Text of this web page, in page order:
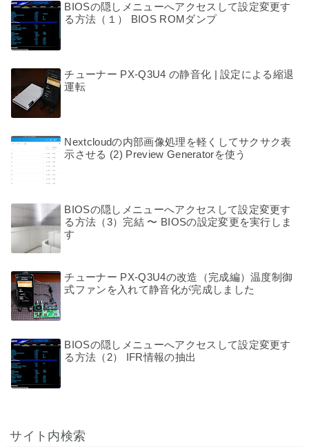
BIOSの隠しメニューへアクセスして設定変更す
る方法（１） BIOS ROMダンプ
チューナー PX-Q3U4 の静音化 | 設定による縮退
運転
Nextcloudの内部画像処理を軽くしてサクサク表
示させる (2) Preview Generatorを使う
BIOSの隠しメニューへアクセスして設定変更す
る方法（3）完結 〜 BIOSの設定変更を実行しま
す
チューナー PX-Q3U4の改造（完成編）温度制御
式ファンを入れて静音化が完成しました
BIOSの隠しメニューへアクセスして設定変更す
る方法（2） IFR情報の抽出
サイト内検索